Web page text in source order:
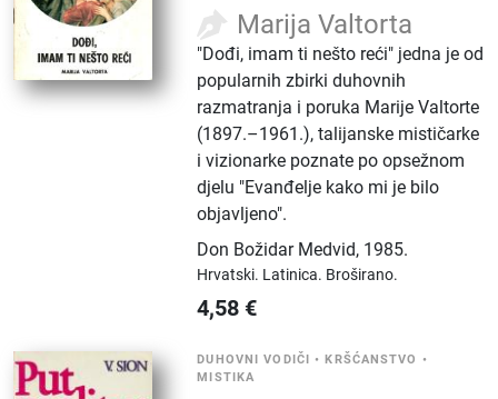
Marija Valtorta
"Dođi, imam ti nešto reći" jedna je od
popularnih zbirki duhovnih
razmatranja i poruka Marije Valtorte
(1897.–1961.), talijanske mističarke
i vizionarke poznate po opsežnom
djelu "Evanđelje kako mi je bilo
objavljeno".
Don Božidar Medvid, 1985.
Hrvatski. Latinica. Broširano.
4,58 €
DUHOVNI VODIČI •KRŠĆANSTVO •
MISTIKA